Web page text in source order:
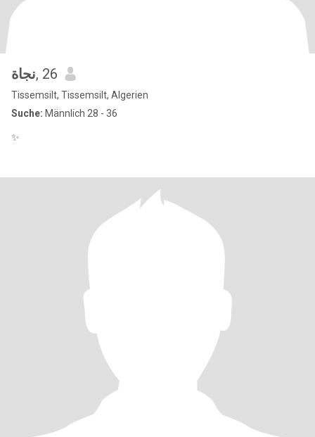
نجاة, 26
Tissemsilt, Tissemsilt, Algerien
Suche: Männlich 28 - 36
✨